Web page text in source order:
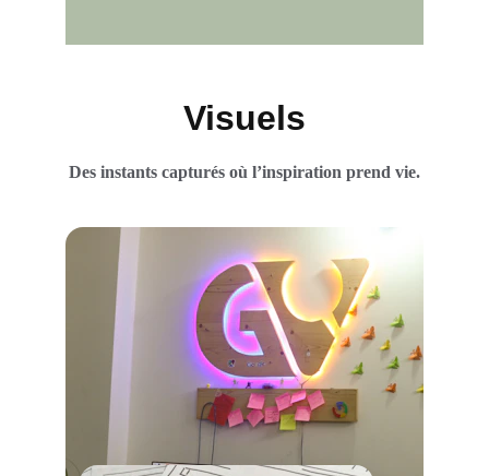
Visuels
Des instants capturés où l’inspiration prend vie.